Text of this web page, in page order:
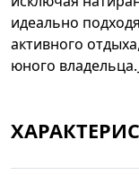
идеально
активного
юного